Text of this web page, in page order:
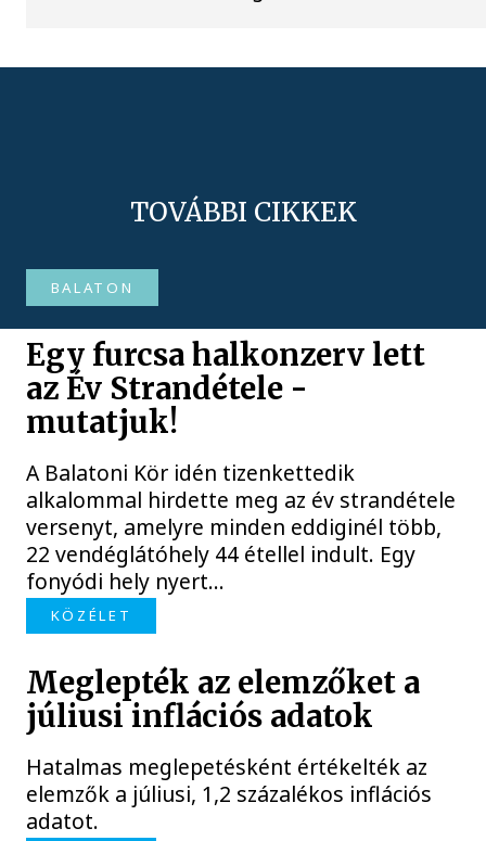
TOVÁBBI CIKKEK
BALATON
Egy furcsa halkonzerv lett
az Év Strandétele -
mutatjuk!
A Balatoni Kör idén tizenkettedik
alkalommal hirdette meg az év strandétele
versenyt, amelyre minden eddiginél több,
22 vendéglátóhely 44 étellel indult. Egy
fonyódi hely nyert...
KÖZÉLET
Meglepték az elemzőket a
júliusi inflációs adatok
Hatalmas meglepetésként értékelték az
elemzők a júliusi, 1,2 százalékos inflációs
adatot.